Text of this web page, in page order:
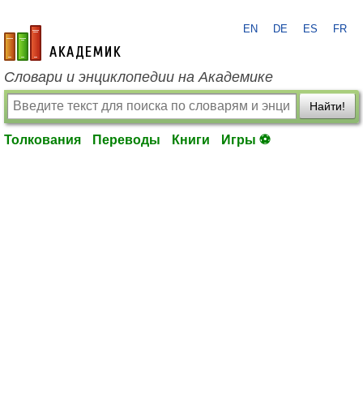
academic.ru
EN DE ES FR
Словари и энциклопедии на Академике
Найти!
Толкования Переводы Книги Игры ⚽